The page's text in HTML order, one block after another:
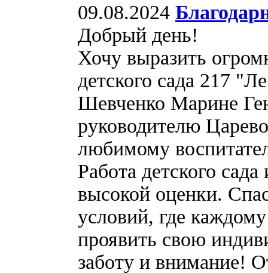
09.08.2024
Добрый день!
Хочу выразить
детского сада 217
Шевченко Марине
руководителю
любимому
Работа детского
высокой оценки.
условий, где
проявить свою
заботу и внимание!